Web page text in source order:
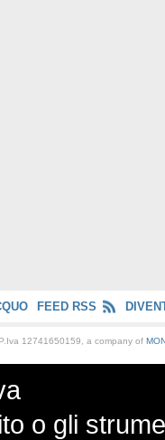
FEED RSS
12741650159, a company of
o gli